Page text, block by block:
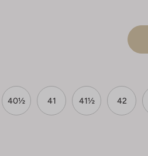
40½ 41 41½ 42